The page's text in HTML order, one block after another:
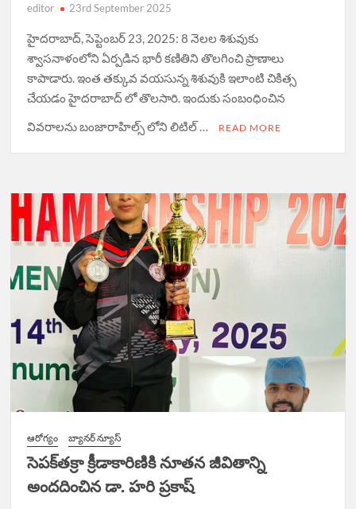
editor 23rd September 2025
హైద‌రాబాద్, సెప్టెంబ‌ర్ 23, 2025: 8 నెలల శిశువుకు
శ్వాసనాళంలోని ఏర్పడిన భారీ కణితిని తొలగించి ప్రాణాలు
కాపాడారు. ఇంత తక్కువ వయసున్న శిశువుకి ఇలాంటి చికిత్స
చేయడం హైదరాబాద్ లో తొలసారి. ఇందుకు సంబంధించిన
వివరాలను బంజారాహిల్స్ లోని లిటిల్ …
READ MORE
ఆరోగ్యం బ్యానర్ న్యూస్
సెపక్‌తక్రా క్రీడాకారిణికి నూతన జీవితాన్ని
అందదించిన డా. హరి ప్రకాష్